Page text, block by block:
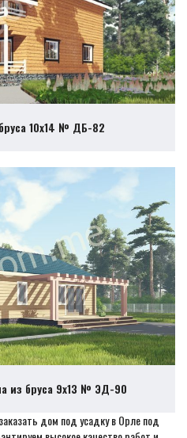
10х14 № ДБ-82
из бруса 9х13 № ЭД-90
дом под усадку в Орле под